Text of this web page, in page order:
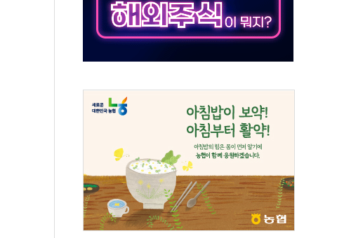
해안 시간당 50mm 이상 폭우…호우경보 발효
던 90대 숨져…온열질환 여부 조사